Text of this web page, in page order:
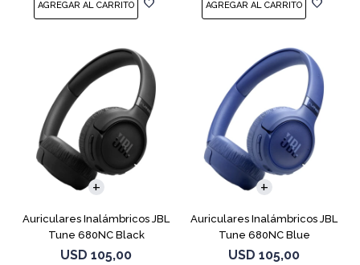
Auriculares Inalámbricos JBL
Tune 680NC Black
USD 105,00
Auriculares Inalámbricos JBL
Tune 680NC Blue
USD 105,00